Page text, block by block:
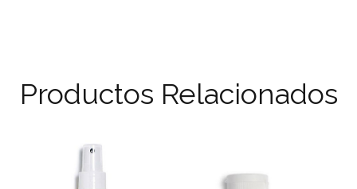
Productos Relacionados